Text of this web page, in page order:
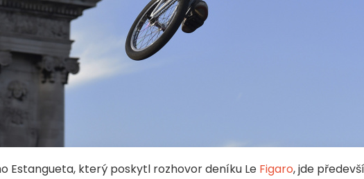
Estangueta, který poskytl rozhovor deníku Le Figaro, jde